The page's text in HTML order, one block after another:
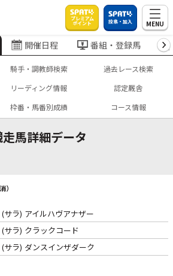
プレミアム
ポイント 投票・加入 MENU
開催日程 番組・登録馬
騎手・調教師検索
過去レース検索
リーディング情報
認定厩舎
枠番・馬番別成績 コース情報
馬詳細データ
）
(サラ) アイルハヴアナザー
(サラ) クラックコード
(サラ) ダンスインザダーク